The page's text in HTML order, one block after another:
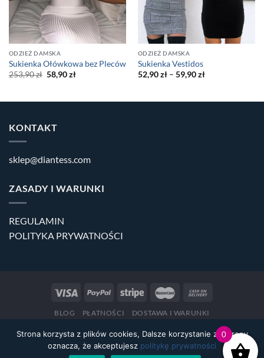
ODZIEŻ DAMSKA
Sukienka Ołówkowa bez Pleców
253,90zł Original
price
58,90złCurrent
ODZIEŻ DAMSKA
Sukienka Vestidos
52,90zł– 59,90zł
KONTAKT
sklep@diantess.com
ZASADY I WARUNKI
REGULAMIN
POLITYKA PRYWATNOŚCI
BLOG PŁATNOŚCI DOSTAWA I WARUNKI
Copyright 2026 © Diantess.com 0
Strona korzysta z plików cookies, Dalsze korzystanie ze strony
oznacza, że akceptujesz politykę prywatności